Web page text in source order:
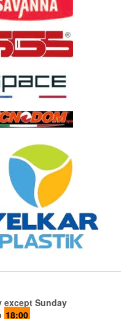
except Sunday
18:00